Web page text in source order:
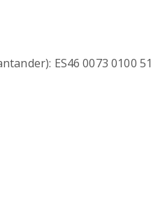
ES46 0073 0100 51